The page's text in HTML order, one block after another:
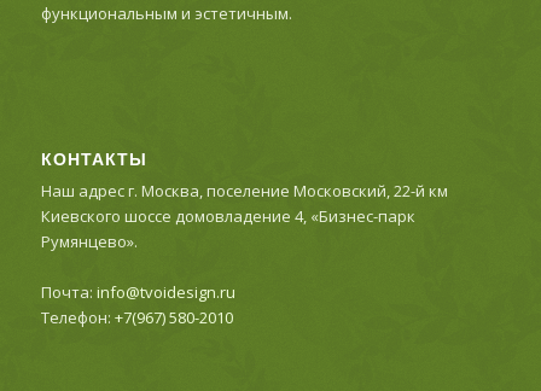
функциональным и эстетичным.
КОНТАКТЫ
Наш адрес г. Москва, поселение Московский, 22-й км
Киевского шоссе домовладение 4, «Бизнес-парк
Румянцево».
Почта: info@tvoidesign.ru
Телефон: +7(967) 580-2010